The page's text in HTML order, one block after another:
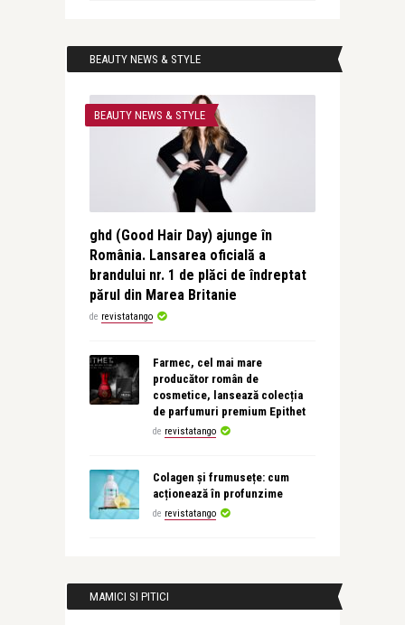
BEAUTY NEWS & STYLE
BEAUTY NEWS & STYLE
ghd (Good Hair Day) ajunge în
România. Lansarea oficială a
brandului nr. 1 de plăci de îndreptat
părul din Marea Britanie
de revistatango
Farmec, cel mai mare
producător român de
cosmetice, lansează colecția
de parfumuri premium Epithet
de revistatango
Colagen și frumusețe: cum
acționează în profunzime
de revistatango
MAMICI SI PITICI